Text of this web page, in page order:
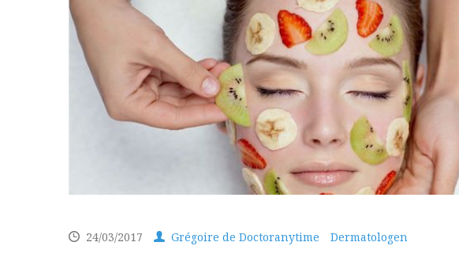
24/03/2017 Grégoire de Doctoranytime Dermatologen